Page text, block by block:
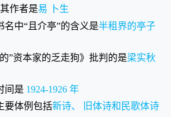
作者是易 卜生
名中“且介亭”的含义是半租界的亭子
”资本家的乏走狗》批判的是梁实秋
间是 1924-1926 年
要体例包括新诗、 旧体诗和民歌体诗